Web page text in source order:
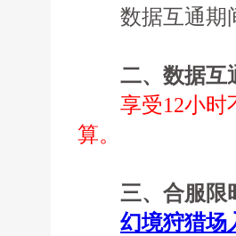
数据互通期间
二、数据互
享受12小时
算。
三、合服限
幻境狩猎场